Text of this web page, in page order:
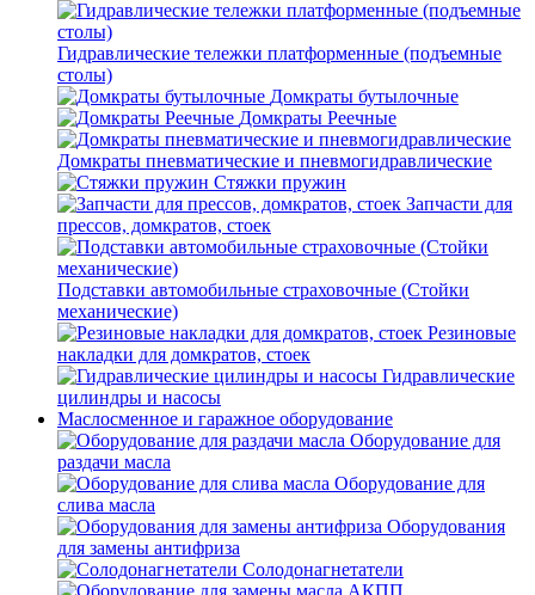
Гидравлические тележки платформенные (подъемные
столы)
Домкраты бутылочные
Домкраты Реечные
Домкраты пневматические и пневмогидравлические
Стяжки пружин
Запчасти для
прессов, домкратов, стоек
Подставки автомобильные страховочные (Стойки
механические)
Резиновые
накладки для домкратов, стоек
Гидравлические
цилиндры и насосы
Маслосменное и гаражное оборудование
Оборудование для
раздачи масла
Оборудование для
слива масла
Оборудования
для замены антифриза
Солодонагнетатели